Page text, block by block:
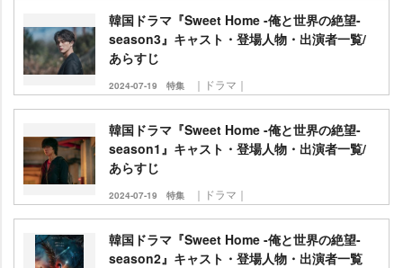
韓国ドラマ『Sweet Home -俺と世界の絶望-
season3』キャスト・登場人物・出演者一覧/
あらすじ
2024-07-19 特集 ｜ドラマ｜
韓国ドラマ『Sweet Home -俺と世界の絶望-
season1』キャスト・登場人物・出演者一覧/
あらすじ
2024-07-19 特集 ｜ドラマ｜
韓国ドラマ『Sweet Home -俺と世界の絶望-
season2』キャスト・登場人物・出演者一覧